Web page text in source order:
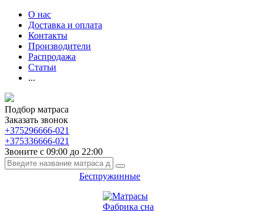
О нас
Доставка и оплата
Контакты
Производители
Распродажа
Статьи
...
Подбор матраса
Заказать звонок
+375296666-021
+375336666-021
Звоните с 09:00 до 22:00
Беспружинные